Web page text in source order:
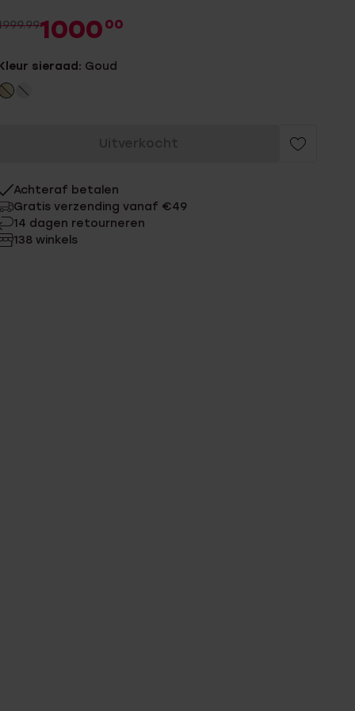
1000 00
sieraad: Goud
Uitverkocht
Achteraf betalen
Gratis verzending vanaf €49
14 dagen retourneren
138 winkels